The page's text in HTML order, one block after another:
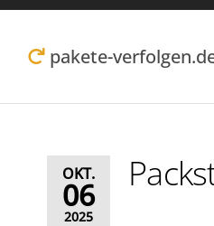
Zum
Inhalt pakete-
OKT.
06
2025